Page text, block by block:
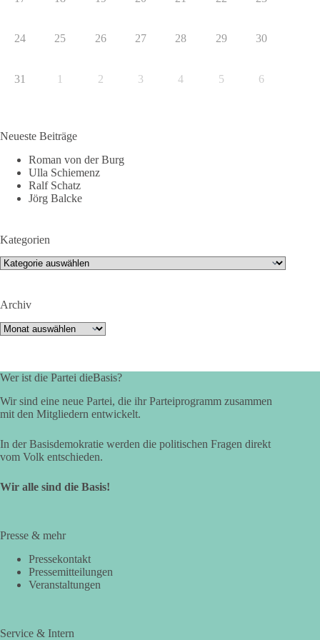
24 25 26 27 28 29 30
31 1 2 3 4 5 6
Neueste Beiträge
Roman von der Burg
Ulla Schiemenz
Ralf Schatz
Jörg Balcke
Kategorien
Kategorien
Archiv
Archiv
Wer ist die Partei dieBasis?
Wir sind eine neue Partei, die ihr Parteiprogramm zusammen
mit den Mitgliedern entwickelt.
In der Basisdemokratie werden die politischen Fragen direkt
vom Volk entschieden.
Wir alle sind die Basis!
Presse & mehr
Pressekontakt
Pressemitteilungen
Veranstaltungen
Service & Intern